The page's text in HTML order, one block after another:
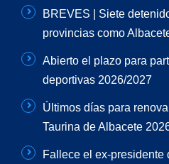
BREVES | Siete
provincias como
Abierto el plazo para
deportivas 2026/2027
Últimos días para
Taurina de Albacete
Fallece el ex-presidente